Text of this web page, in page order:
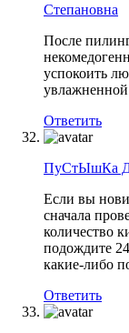
Степановна
После
успокоить
Ответить
ПуСтЫшКа
Если вы
сначала
количество
подождите
какие-либо
Ответить